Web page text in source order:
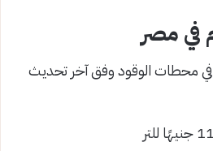
في مصر
في محطات الوقود وفق آخر تحديث